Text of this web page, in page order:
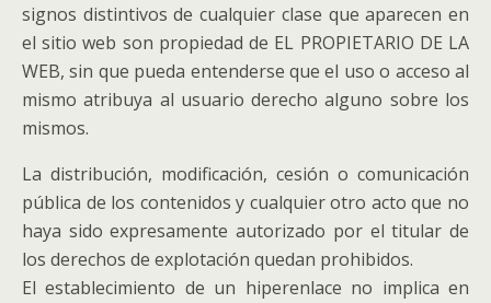
signos distintivos de cualquier clase que aparecen en
el sitio web son propiedad de EL PROPIETARIO DE LA
WEB, sin que pueda entenderse que el uso o acceso al
mismo atribuya al usuario derecho alguno sobre los
mismos.
La distribución, modificación, cesión o comunicación
pública de los contenidos y cualquier otro acto que no
haya sido expresamente autorizado por el titular de
los derechos de explotación quedan prohibidos.
El establecimiento de un hiperenlace no implica en